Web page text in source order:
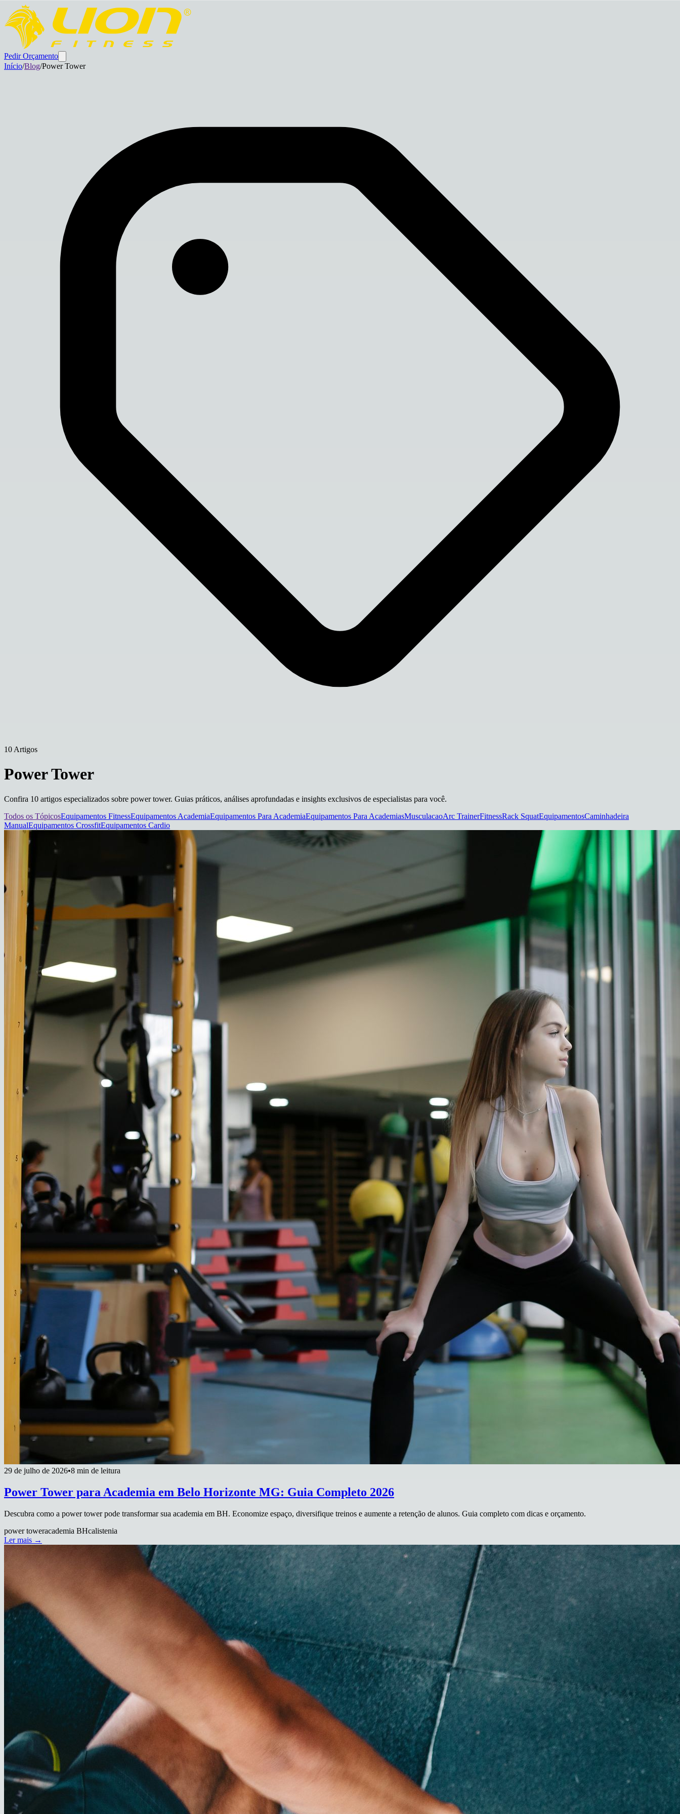
Pedir Orçamento
Início/Blog/Power Tower
10 Artigos
Power Tower
Confira 10 artigos especializados sobre power tower. Guias práticos, análises aprofundadas e insights exclusivos de especialistas para você.
Todos os TópicosEquipamentos FitnessEquipamentos AcademiaEquipamentos Para AcademiaEquipamentos Para AcademiasMusculacaoArc TrainerFitnessRack SquatEquipamentosCaminhadeira
ManualEquipamentos CrossfitEquipamentos Cardio
29 de julho de 2026•8 min de leitura
Power Tower para Academia em Belo Horizonte MG: Guia Completo 2026
Descubra como a power tower pode transformar sua academia em BH. Economize espaço, diversifique treinos e aumente a retenção de alunos. Guia completo com dicas e orçamento.
power toweracademia BHcalistenia
Ler mais →